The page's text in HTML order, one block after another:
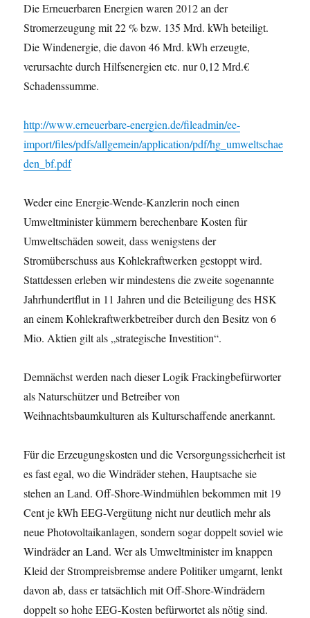
Die Erneuerbaren Energien waren 2012 an der
Stromerzeugung mit 22 % bzw. 135 Mrd. kWh beteiligt.
Die Windenergie, die davon 46 Mrd. kWh erzeugte,
verursachte durch Hilfsenergien etc. nur 0,12 Mrd.€
Schadenssumme.
http://www.erneuerbare-energien.de/fileadmin/ee-
import/files/pdfs/allgemein/application/pdf/hg_umweltschae
den_bf.pdf
Weder eine Energie-Wende-Kanzlerin noch einen
Umweltminister kümmern berechenbare Kosten für
Umweltschäden soweit, dass wenigstens der
Stromüberschuss aus Kohlekraftwerken gestoppt wird.
Stattdessen erleben wir mindestens die zweite sogenannte
Jahrhundertflut in 11 Jahren und die Beteiligung des HSK
an einem Kohlekraftwerkbetreiber durch den Besitz von 6
Mio. Aktien gilt als „strategische Investition“.
Demnächst werden nach dieser Logik Frackingbefürworter
als Naturschützer und Betreiber von
Weihnachtsbaumkulturen als Kulturschaffende anerkannt.
Für die Erzeugungskosten und die Versorgungssicherheit ist
es fast egal, wo die Windräder stehen, Hauptsache sie
stehen an Land. Off-Shore-Windmühlen bekommen mit 19
Cent je kWh EEG-Vergütung nicht nur deutlich mehr als
neue Photovoltaikanlagen, sondern sogar doppelt soviel wie
Windräder an Land. Wer als Umweltminister im knappen
Kleid der Strompreisbremse andere Politiker umgarnt, lenkt
davon ab, dass er tatsächlich mit Off-Shore-Windrädern
doppelt so hohe EEG-Kosten befürwortet als nötig sind.